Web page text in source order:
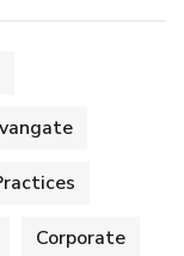
Corporate